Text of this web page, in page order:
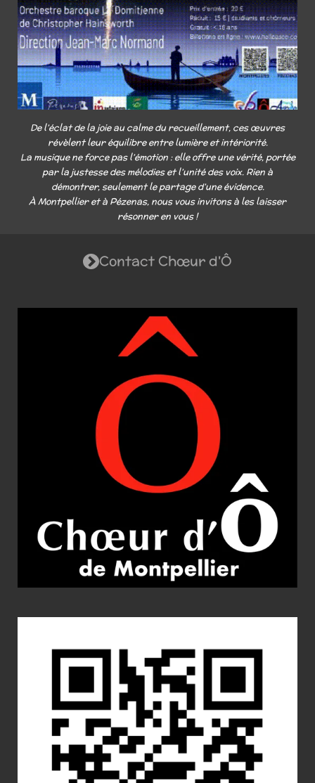
De l’éclat de la joie au calme du recueillement, ces œuvres
révèlent leur équilibre entre lumière et intériorité.
La musique ne force pas l’émotion : elle offre une vérité, portée
par la justesse des mélodies et l’unité des voix. Rien à
démontrer, seulement le partage d’une évidence.
À Montpellier et à Pézenas, nous vous invitons à les laisser
résonner en vous !
Contact Chœur d'Ô